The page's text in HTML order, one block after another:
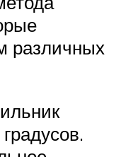
различных